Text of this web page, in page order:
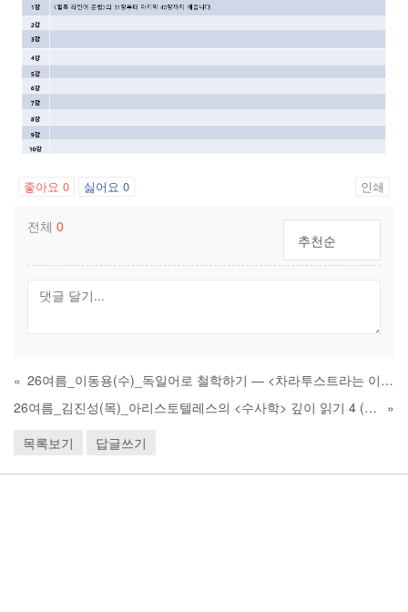
좋아요 0 싫어요 0 인쇄
전체 0
추천순
«
26여름_이동용(수)_독일어로 철학하기 ― <차라투스트라는 이렇게 말했다> 원서 강독 (오픈런) (7월 1일 개강)
26여름_김진성(목)_아리스토텔레스의 <수사학> 깊이 읽기 4 (7월 2일 개강)
»
목록보기
답글쓰기